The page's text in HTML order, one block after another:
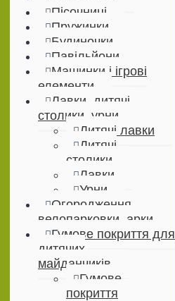
Пісочниці
Пружинки
Будиночки
Павільйони
Машинки і ігрові
елементи
Лавки, дитячі
столики, урни
Дитячі лавки
Дитячі
столики
Лавки
Урни
Огородження,
велопарковки, арки
Гумове покриття для
дитячих
майданчиків
Гумове
покриття